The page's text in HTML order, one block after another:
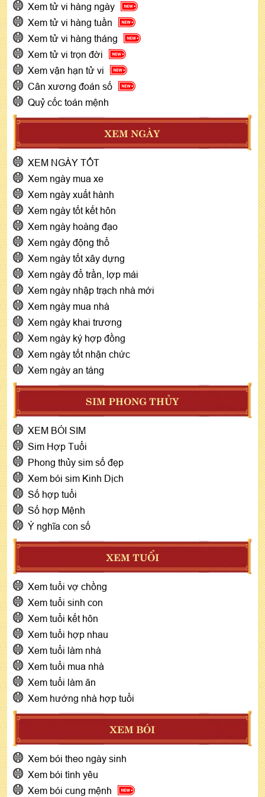
Xem tử vi hàng ngày
Xem tử vi hàng tuần
Xem tử vi hàng tháng
Xem tử vi trọn đời
Xem vận hạn tử vi
Cân xương đoán số
Quỷ cốc toán mệnh
XEM NGÀY
XEM NGÀY TỐT
Xem ngày mua xe
Xem ngày xuất hành
Xem ngày tốt kết hôn
Xem ngày hoàng đạo
Xem ngày động thổ
Xem ngày tốt xây dựng
Xem ngày đổ trần, lợp mái
Xem ngày nhập trạch nhà mới
Xem ngày mua nhà
Xem ngày khai trương
Xem ngày ký hợp đồng
Xem ngày tốt nhận chức
Xem ngày an táng
SIM PHONG THỦY
XEM BÓI SIM
Sim Hợp Tuổi
Phong thủy sim số đẹp
Xem bói sim Kinh Dịch
Số hợp tuổi
Số hợp Mệnh
Ý nghĩa con số
XEM TUỔI
Xem tuổi vợ chồng
Xem tuổi sinh con
Xem tuổi kết hôn
Xem tuổi hợp nhau
Xem tuổi làm nhà
Xem tuổi mua nhà
Xem tuổi làm ăn
Xem hướng nhà hợp tuổi
XEM BÓI
Xem bói theo ngày sinh
Xem bói tình yêu
Xem bói cung mệnh